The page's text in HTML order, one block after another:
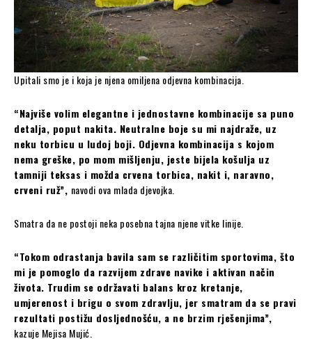
Upitali smo je i koja je njena omiljena odjevna kombinacija.
“Najviše volim elegantne i jednostavne kombinacije sa puno
detalja, poput nakita. Neutralne boje su mi najdraže, uz
neku torbicu u ludoj boji. Odjevna kombinacija s kojom
nema greške, po mom mišljenju, jeste bijela košulja uz
tamniji teksas i možda crvena torbica, nakit i, naravno,
crveni ruž”, navodi ova mlada djevojka.
Smatra da ne postoji neka posebna tajna njene vitke linije.
“Tokom odrastanja bavila sam se različitim sportovima, što
mi je pomoglo da razvijem zdrave navike i aktivan način
života. Trudim se održavati balans kroz kretanje,
umjerenost i brigu o svom zdravlju, jer smatram da se pravi
rezultati postižu dosljednošću, a ne brzim rješenjima”,
kazuje Mejisa Mujić.